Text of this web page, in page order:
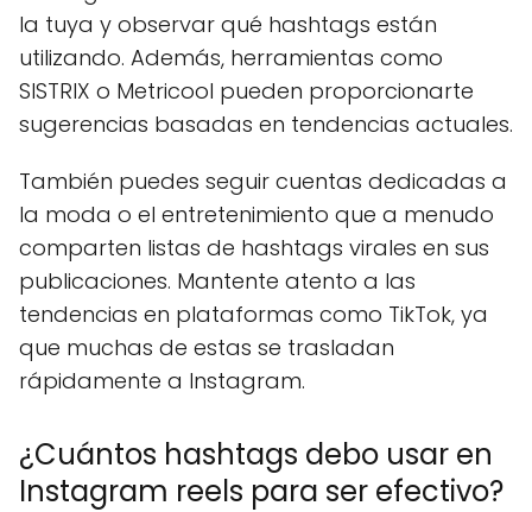
la tuya y observar qué hashtags están
utilizando. Además, herramientas como
SISTRIX o Metricool pueden proporcionarte
sugerencias basadas en tendencias actuales.
También puedes seguir cuentas dedicadas a
la moda o el entretenimiento que a menudo
comparten listas de hashtags virales en sus
publicaciones. Mantente atento a las
tendencias en plataformas como TikTok, ya
que muchas de estas se trasladan
rápidamente a Instagram.
¿Cuántos hashtags debo usar en
Instagram reels para ser efectivo?